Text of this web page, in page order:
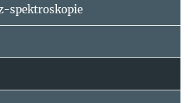
spektroskopie